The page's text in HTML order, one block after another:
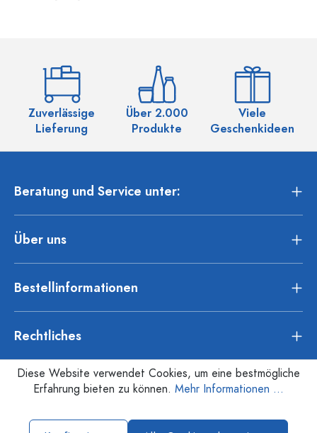
Zuverlässige
Lieferung
Über 2.000
Produkte
Viele
Geschenkideen
Beratung und Service unter:
Über uns
Bestellinformationen
Rechtliches
Diese Website verwendet Cookies, um eine bestmögliche
Erfahrung bieten zu können. Mehr Informationen ...